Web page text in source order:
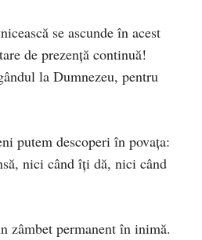
se ascunde în acest
de prezență continuă!
la Dumnezeu, pentru
putem descoperi în povața:
nici când îți dă, nici când
zâmbet permanent în inimă.